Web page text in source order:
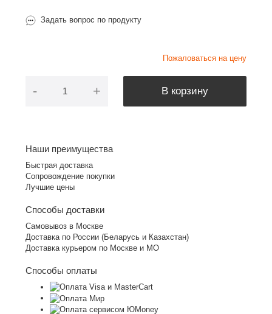
Задать вопрос по продукту
Пожаловаться на цену
- + В корзину
Наши преимущества
Быстрая доставка
Сопровождение покупки
Лучшие цены
Способы доставки
Самовывоз в Москве
Доставка по России (Беларусь и Казахстан)
Доставка курьером по Москве и МО
Способы оплаты